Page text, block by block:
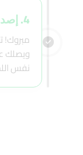
4. إصدار الصك فوراً
مبروك!
ويصلك
نفس